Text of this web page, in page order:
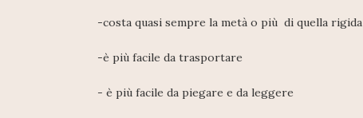
-costa quasi sempre la metà o più di quella rigida
-è più facile da trasportare
- è più facile da piegare e da leggere